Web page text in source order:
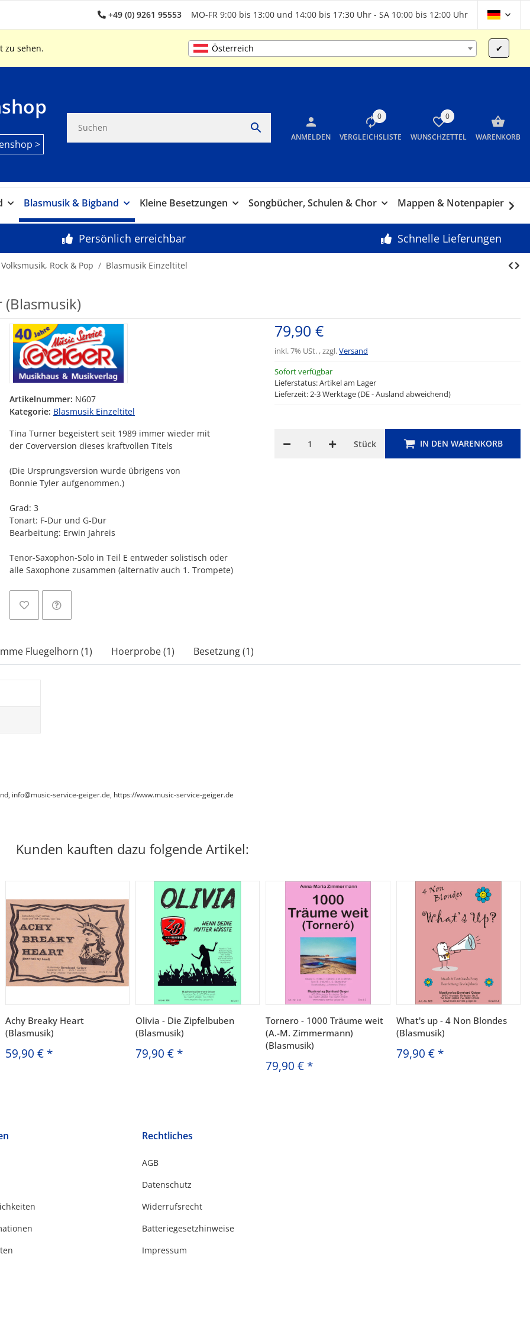
+49 (0) 9261 95553 MO-FR 9:00 bis 13:00 und 14:00 bis 17:30 Uhr - SA 10:00 bis 12:00 Uhr
zu sehen. Österreich ✔
>
ANMELDEN
0
VERGLEICHSLISTE
0
WUNSCHZETTEL WARENKORB
Blasmusik & Bigband Kleine Besetzungen Songbücher, Schulen & Chor Mappen & Notenpapier
Persönlich erreichbar Schnelle Lieferungen
Rock & Pop Blasmusik Einzeltitel
(Blasmusik)
Artikelnummer: N607
Kategorie: Blasmusik Einzeltitel
Tina Turner begeistert seit 1989 immer wieder mit
der Coverversion dieses kraftvollen Titels
(Die Ursprungsversion wurde übrigens von
Bonnie Tyler aufgenommen.)
Grad: 3
Tonart: F-Dur und G-Dur
Bearbeitung: Erwin Jahreis
Tenor-Saxophon-Solo in Teil E entweder solistisch oder
alle Saxophone zusammen (alternativ auch 1. Trompete)
Sofort verfügbar
Lieferstatus: Artikel am Lager
Lieferzeit: 2-3 Werktage (DE - Ausland abweichend)
79,90 €
inkl. 7% USt. , zzgl.Versand
Stück IN DEN WARENKORB
Fluegelhorn (1) Hoerprobe (1) Besetzung (1)
info@music-service-geiger.de, https://www.music-service-geiger.de
Kunden kauften dazu folgende Artikel:
Achy Breaky Heart
(Blasmusik)
59,90 € *
Olivia - Die Zipfelbuben
(Blasmusik)
79,90 € *
Tornero - 1000 Träume weit
(A.-M. Zimmermann)
(Blasmusik)
79,90 € *
What's up - 4 Non Blondes
(Blasmusik)
79,90 € *
Rechtliches
AGB
Datenschutz
Widerrufsrecht
Batteriegesetzhinweise
Impressum